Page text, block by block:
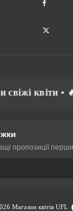
🔥
пропозиції
Магазин квітів UFL